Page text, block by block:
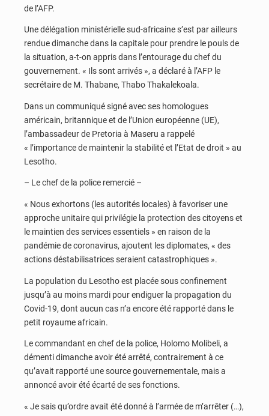
de l’AFP.
Une délégation ministérielle sud-africaine s’est par ailleurs
rendue dimanche dans la capitale pour prendre le pouls de
la situation, a-t-on appris dans l’entourage du chef du
gouvernement. « Ils sont arrivés », a déclaré à l’AFP le
secrétaire de M. Thabane, Thabo Thakalekoala.
Dans un communiqué signé avec ses homologues
américain, britannique et de l’Union européenne (UE),
l’ambassadeur de Pretoria à Maseru a rappelé
« l’importance de maintenir la stabilité et l’Etat de droit » au
Lesotho.
– Le chef de la police remercié –
« Nous exhortons (les autorités locales) à favoriser une
approche unitaire qui privilégie la protection des citoyens et
le maintien des services essentiels » en raison de la
pandémie de coronavirus, ajoutent les diplomates, « des
actions déstabilisatrices seraient catastrophiques ».
La population du Lesotho est placée sous confinement
jusqu’à au moins mardi pour endiguer la propagation du
Covid-19, dont aucun cas n’a encore été rapporté dans le
petit royaume africain.
Le commandant en chef de la police, Holomo Molibeli, a
démenti dimanche avoir été arrêté, contrairement à ce
qu’avait rapporté une source gouvernementale, mais a
annoncé avoir été écarté de ses fonctions.
« Je sais qu’ordre avait été donné à l’armée de m’arrêter (…),